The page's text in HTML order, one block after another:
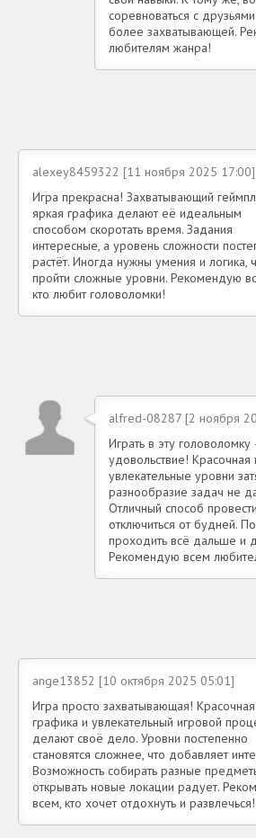
соревноваться с
более захватывающей.
любителям жанра!
alexey8459322 [11 ноября 2025 17:00]
Игра прекрасна! Захватывающий
яркая графика делают её идеальным
способом скоротать время. Задания
интересные, а уровень сложности
растёт. Иногда нужны умения и логика,
пройти сложные уровни. Рекомендую
кто любит головоломки!
alfred-08287 [2 ноября
Играть в эту
удовольствие! Красочная
увлекательные уровни
разнообразие задач не
Отличный способ
отключиться от будней.
проходить всё дальше и
Рекомендую всем
ange13852 [10 октября 2025 05:01]
Игра просто захватывающая! Красочная
графика и увлекательный игровой
делают своё дело. Уровни постепенно
становятся сложнее, что добавляет
Возможность собирать разные
открывать новые локации радует.
всем, кто хочет отдохнуть и развлечься!